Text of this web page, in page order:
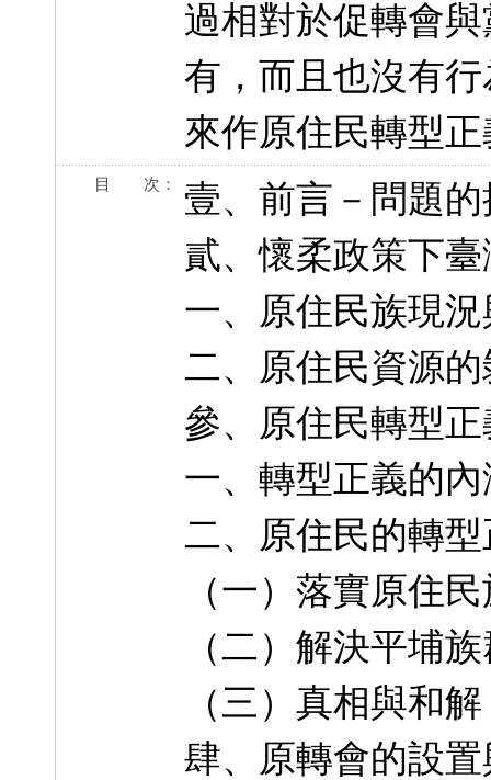
過相對於促轉會
有，而且也沒有
來作原住民轉型
目 次：
壹、前言－問題
貳、懷柔政策下
一、原住民族現
二、原住民資源
參、原住民轉型
一、轉型正義的內
二、原住民的轉
（一）落實原住
（二）解決平埔
（三）真相與和解
肆、原轉會的設